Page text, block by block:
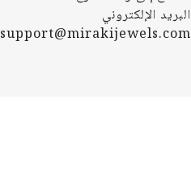
البريد الإلكتروني
support@mirakijewels.com